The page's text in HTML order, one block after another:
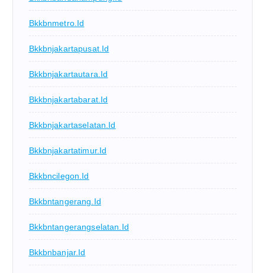
Bkkbnmetro.id
Bkkbnjakartapusat.id
Bkkbnjakartautara.id
Bkkbnjakartabarat.id
Bkkbnjakartaselatan.id
Bkkbnjakartatimur.id
Bkkbncilegon.id
Bkkbntangerang.id
Bkkbntangerangselatan.id
Bkkbnbanjar.id